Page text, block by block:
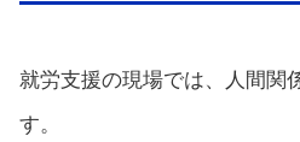
就労支援の現場では、人間関
す。